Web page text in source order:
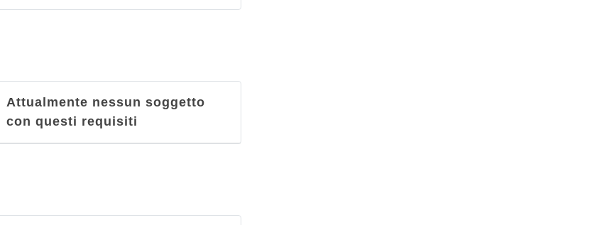
vico San Nicola alla Carità 13/14,
Napoli
Attualmente nessun soggetto
con questi requisiti